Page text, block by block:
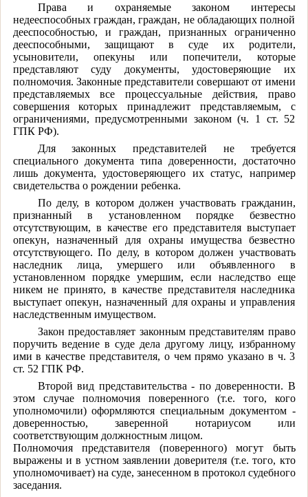
Права и охраняемые законом интересы
недееспособных граждан, граждан, не обладающих полной
дееспособностью, и граждан, признанных ограниченно
дееспособными, защищают в суде их родители,
усыновители, опекуны или попечители, которые
представляют суду документы, удостоверяющие их
полномочия. Законные представители совершают от имени
представляемых все процессуальные действия, право
совершения которых принадлежит представляемым, с
ограничениями, предусмотренными законом (ч. 1 ст. 52
ГПК РФ).
Для законных представителей не требуется
специального документа типа доверенности, достаточно
лишь документа, удостоверяющего их статус, например
свидетельства о рождении ребенка.
По делу, в котором должен участвовать гражданин,
признанный в установленном порядке безвестно
отсутствующим, в качестве его представителя выступает
опекун, назначенный для охраны имущества безвестно
отсутствующего. По делу, в котором должен участвовать
наследник лица, умершего или объявленного в
установленном порядке умершим, если наследство еще
никем не принято, в качестве представителя наследника
выступает опекун, назначенный для охраны и управления
наследственным имуществом.
Закон предоставляет законным представителям право
поручить ведение в суде дела другому лицу, избранному
ими в качестве представителя, о чем прямо указано в ч. 3
ст. 52 ГПК РФ.
Второй вид представительства - по доверенности. В
этом случае полномочия поверенного (т.е. того, кого
уполномочили) оформляются специальным документом -
доверенностью, заверенной нотариусом или
соответствующим должностным лицом.
Полномочия представителя (поверенного) могут быть
выражены и в устном заявлении доверителя (т.е. того, кто
уполномочивает) на суде, занесенном в протокол судебного
заседания.